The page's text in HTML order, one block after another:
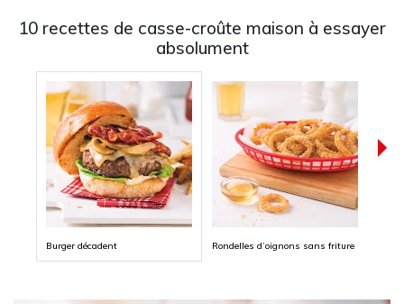
10 recettes de casse-croûte maison à essayer
absolument
Burger décadent Rondelles d’oignons sans friture